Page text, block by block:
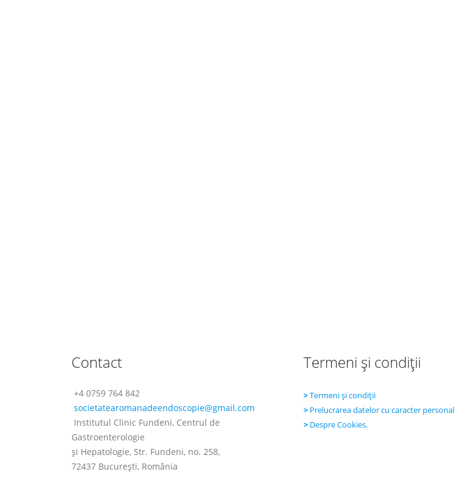
Contact
+4 0759 764 842
societatearomanadeendoscopie@gmail.com
Institutul Clinic Fundeni, Centrul de
Gastroenterologie
şi Hepatologie, Str. Fundeni, no. 258,
72437 Bucureşti, România
Termeni şi condiţii
>Termeni şi condiţii
> Prelucrarea datelor cu caracter personal
> Despre Cookies.